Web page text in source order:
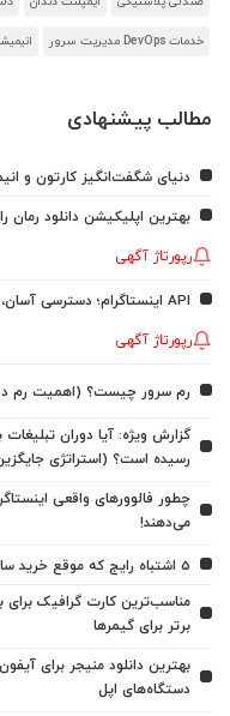
خدمات DevOps مدیریت سرور
مطالب پیشنهادی
دنیای شگفت‌انگیز کارتون و
بهترین اپلیکیشن دانلود رمان
رپورتاژ آگهی
API اینستاگرام؛ دسترسی آسان، سریع و بدون محدودیت به اطلاعات اینستاگرام
رپورتاژ آگهی
رم سرور چیست؟ (اهمیت رم
گزارش ویژه: آیا دوران
رسیده است؟ (استراتژی
چطور فالوورهای واقعی
می‌دهند!
5 اشتباه رایج که موقع خرید ساعت هوشمند طرح اپل واچ نباید انجام بدید!
برتر برای گیمرها
بهترین دانلود منیجر برای
دستگاه‌های اپل